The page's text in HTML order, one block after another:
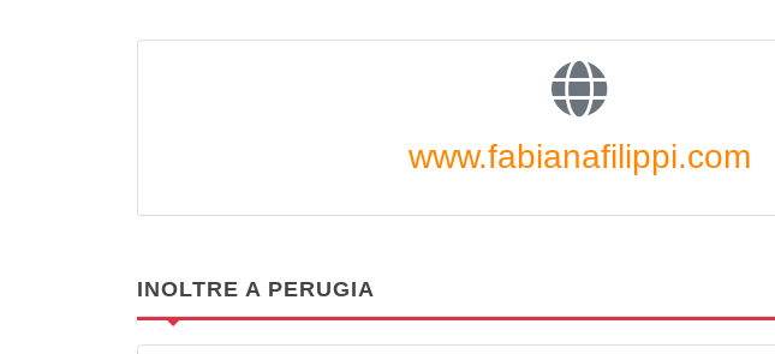
www.fabianafilippi.com
INOLTRE A PERUGIA